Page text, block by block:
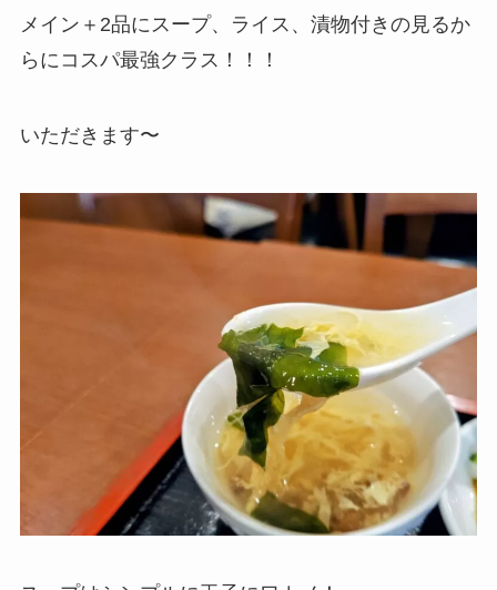
メイン＋2品にスープ、ライス、漬物付きの見るか
らにコスパ最強クラス！！！
いただきます〜